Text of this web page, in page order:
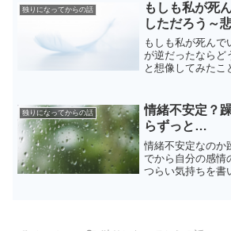
独りになってからの話
もしも私が死
しただろう～
もしも私が死んで
が逆だったならど
と想像してみたこ
独りになってからの話
情緒不安定？
らずっと…
情緒不安定なのか
でから自分の感情
つらい気持ちを書